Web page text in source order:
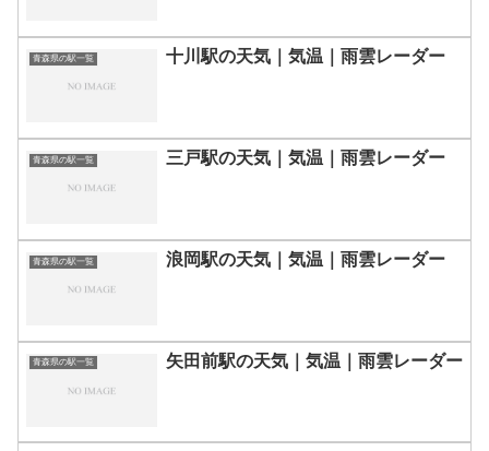
青森県の駅一覧 十川駅の天気｜気温｜雨雲レーダー
青森県の駅一覧 三戸駅の天気｜気温｜雨雲レーダー
青森県の駅一覧 浪岡駅の天気｜気温｜雨雲レーダー
青森県の駅一覧 矢田前駅の天気｜気温｜雨雲レーダー